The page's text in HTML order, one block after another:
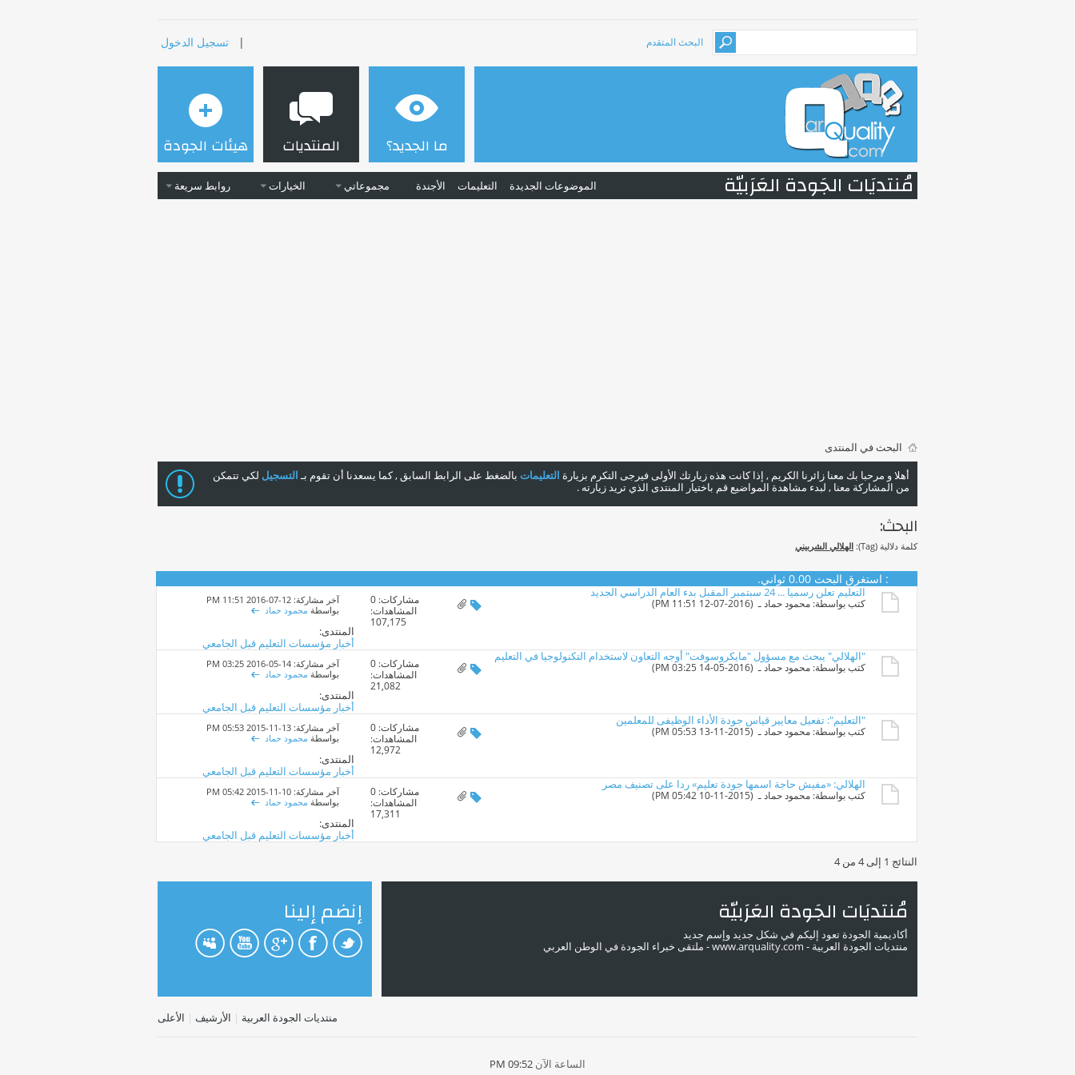
البحث المتقدم | تسجيل الدخول
ما الجديد؟ المنتديات
الموضوعات الجديدة التعليمات الأجندة مجموعاتي الخيارات روابط سريعة
هيئات الجودة
مُنتديَات الجَودة العَرَبيّة
البحث في المنتدى
أهلا و مرحبا بك معنا زائرنا الكريم , إذا كانت هذه زيارتك الأولى فيرجى التكرم بزيارة التعليمات بالضغط على الرابط السابق , كما يسعدنا أن تقوم بـالتسجيل لكي تتمكن
من المشاركة معنا , لبدء مشاهدة المواضيع قم باختيار المنتدى الذي تريد زيارته .
البحث:
كلمة دلالية (Tag): الهلالي الشربيني
: استغرق البحث 0.00 ثواني.
التعليم تعلن رسميا ... 24 سبتمبر المقبل بدء العام الدراسي الجديد
كتب بواسطة: محمود حمادـ ‏ (12-07-2016 11:51 PM) مشاركات: 0
المشاهدات:
107,175
آخر مشاركة: 12-07-2016
11:51 PM
بواسطة محمود حماد
المنتدى:
أخبار مؤسسات التعليم قبل الجامعي
"الهلالي" يبحث مع مسؤول "مايكروسوفت" أوجه التعاون لاستخدام التكنولوجيا في التعليم
كتب بواسطة: محمود حمادـ ‏ (14-05-2016 03:25 PM) مشاركات: 0
المشاهدات:
21,082
آخر مشاركة: 14-05-2016
03:25 PM
بواسطة محمود حماد
المنتدى:
أخبار مؤسسات التعليم قبل الجامعي
"التعليم": تفعيل معايير قياس جودة الأداء الوظيفى للمعلمين
كتب بواسطة: محمود حمادـ ‏ (13-11-2015 05:53 PM) مشاركات: 0
المشاهدات:
12,972
آخر مشاركة: 13-11-2015
05:53 PM
بواسطة محمود حماد
المنتدى:
أخبار مؤسسات التعليم قبل الجامعي
الهلالي: «مفيش حاجة اسمها جودة تعليم» ردا على تصنيف مصر
كتب بواسطة: محمود حمادـ ‏ (10-11-2015 05:42 PM) مشاركات: 0
المشاهدات:
17,311
آخر مشاركة: 10-11-2015
05:42 PM
بواسطة محمود حماد
المنتدى:
أخبار مؤسسات التعليم قبل الجامعي
النتائج 1 إلى 4 من 4
مُنتديَات الجَودة العَرَبيّة
أكاديمية الجودة تعود إليكم في شكل جديد وإسم جديد
منتديات الجودة العربية - www.arquality.com - ملتقى خبراء الجودة في الوطن العربي
إنضم إلينا
منتديات الجودة العربية | الأرشيف | الأعلى
الساعة الآن 09:52 PM